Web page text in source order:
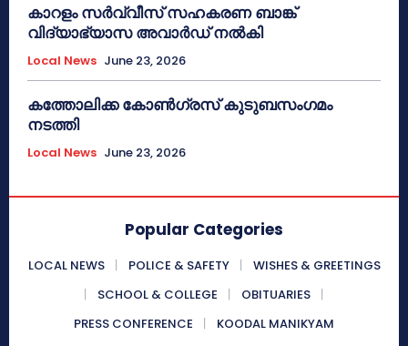
കാറളം സർവ്വീസ് സഹകരണ ബാങ്ക്
വിദ്യാഭ്യാസ അവാർഡ് നൽകി
Local News June 23, 2026
കത്തോലിക്ക കോൺഗ്രസ് കുടുബസംഗമം
നടത്തി
Local News June 23, 2026
Popular Categories
LOCAL NEWS POLICE & SAFETY
WISHES & GREETINGS
SCHOOL & COLLEGE
OBITUARIES
PRESS CONFERENCE
KOODAL MANIKYAM